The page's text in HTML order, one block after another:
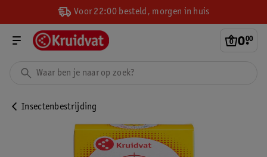
Voor 22:00 besteld, morgen in huis
0.
00
Insectenbestrijding